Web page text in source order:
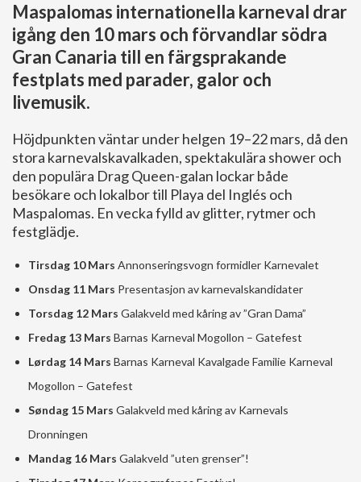
Maspalomas internationella karneval drar
igång den 10 mars och förvandlar södra
Gran Canaria till en färgsprakande
festplats med parader, galor och
livemusik.
Höjdpunkten väntar under helgen 19–22 mars, då den
stora karnevalskavalkaden, spektakulära shower och
den populära Drag Queen-galan lockar både
besökare och lokalbor till Playa del Inglés och
Maspalomas. En vecka fylld av glitter, rytmer och
festglädje.
Tirsdag 10 Mars Annonseringsvogn formidler Karnevalet
Onsdag 11 Mars Presentasjon av karnevalskandidater
Torsdag 12 Mars Galakveld med kåring av ”Gran Dama”
Fredag 13 Mars Barnas Karneval Mogollon – Gatefest
Lørdag 14 Mars Barnas Karneval Kavalgade Familie Karneval
Mogollon – Gatefest
Søndag 15 Mars Galakveld med kåring av Karnevals
Dronningen
Mandag 16 Mars Galakveld ”uten grenser”!